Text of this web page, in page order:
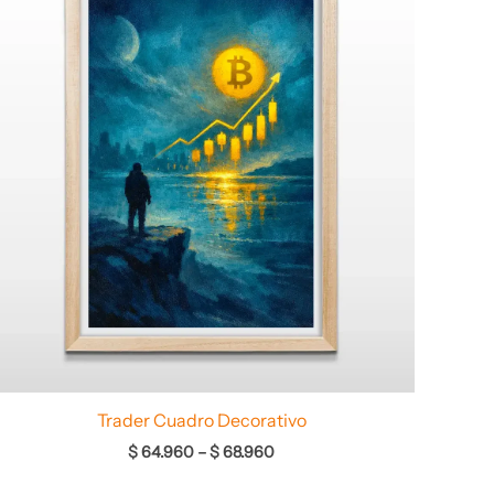
Trader Cuadro Decorativo
$64.960 –$68.960
$ 64.960
hasta
$ 68.960